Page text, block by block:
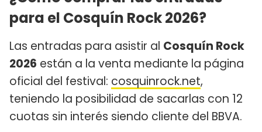
para el Cosquín Rock 2026?
Las entradas para asistir al Cosquín Rock
2026 están a la venta mediante la página
oficial del festival: cosquinrock.net,
teniendo la posibilidad de sacarlas con 12
cuotas sin interés siendo cliente del BBVA.